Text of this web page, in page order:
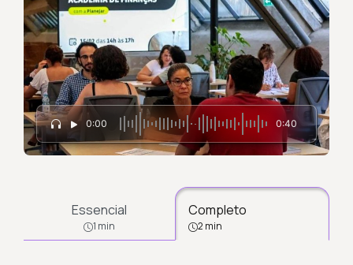
0:00 0:40
Essencial
1 min
Completo
2 min